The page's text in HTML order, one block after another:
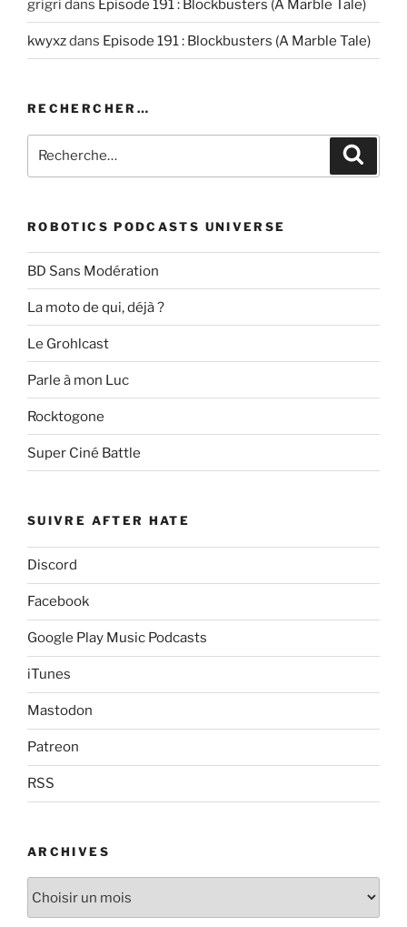
grigri dans Episode 191 : Blockbusters (A Marble Tale)
kwyxzdans Episode 191 : Blockbusters (A Marble Tale)
RECHERCHER…
pour
ROBOTICS PODCASTS UNIVERSE
BD Sans Modération
La moto de qui, déjà ?
Le Grohlcast
Parle à mon Luc
Rocktogone
Super Ciné Battle
SUIVRE AFTER HATE
Discord
Facebook
Google Play Music Podcasts
iTunes
Mastodon
Patreon
RSS
ARCHIVES